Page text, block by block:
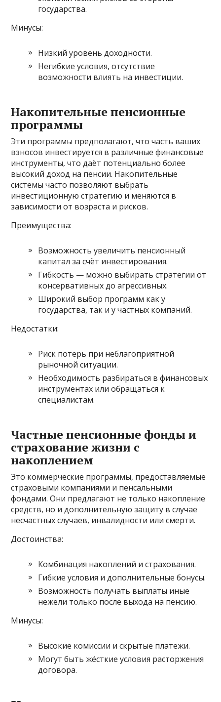
государства.
Минусы:
Низкий уровень доходности.
Негибкие условия, отсутствие
возможности влиять на инвестиции.
Накопительные пенсионные
программы
Эти программы предполагают, что часть ваших
взносов инвестируется в различные финансовые
инструменты, что даёт потенциально более
высокий доход на пенсии. Накопительные
системы часто позволяют выбрать
инвестиционную стратегию и меняются в
зависимости от возраста и рисков.
Преимущества:
Возможность увеличить пенсионный
капитал за счёт инвестирования.
Гибкость — можно выбирать стратегии от
консервативных до агрессивных.
Широкий выбор программ как у
государства, так и у частных компаний.
Недостатки:
Риск потерь при неблагоприятной
рыночной ситуации.
Необходимость разбираться в финансовых
инструментах или обращаться к
специалистам.
Частные пенсионные фонды и
страхование жизни с
накоплением
Это коммерческие программы, предоставляемые
страховыми компаниями и пенсальными
фондами. Они предлагают не только накопление
средств, но и дополнительную защиту в случае
несчастных случаев, инвалидности или смерти.
Достоинства:
Комбинация накоплений и страхования.
Гибкие условия и дополнительные бонусы.
Возможность получать выплаты иные
нежели только после выхода на пенсию.
Минусы:
Высокие комиссии и скрытые платежи.
Могут быть жёсткие условия расторжения
договора.